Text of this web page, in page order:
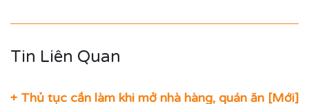
Tin Liên Quan
+ Thủ tục cần làm khi mở nhà hàng, quán ăn [Mới]